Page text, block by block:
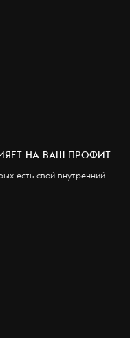
НА ВАШ ПРОФИТ
есть свой внутренний